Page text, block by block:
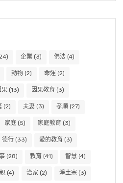
企業 (3) 佛法 (4)
動物 (2) 命運 (2)
果 (13) 因果教育 (3)
(2) 夫妻 (3) 孝順 (27)
家庭 (5) 家庭教育 (3)
德行 (33) 愛的教育 (3)
(28) 教育 (41) 智慧 (4)
(4) 治家 (2) 淨土宗 (3)